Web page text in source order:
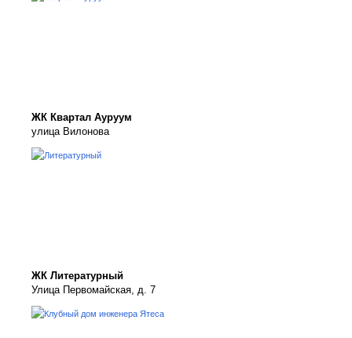
ЖК Квартал Ауруум
улица Вилонова
ЖК Литературный
Улица Первомайская, д. 7